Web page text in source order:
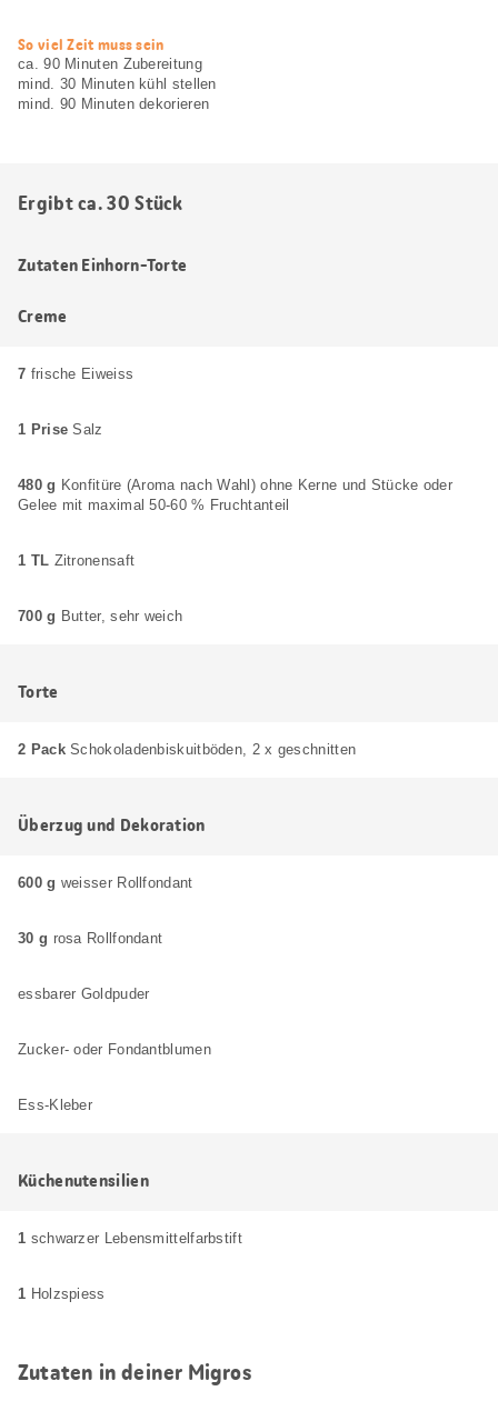
web.recipe.accessibilityTitle
So viel Zeit muss sein
ca. 90 Minuten Zubereitung
mind. 30 Minuten kühl stellen
mind. 90 Minuten dekorieren
Ergibt ca. 30 Stück
Zutaten Einhorn-Torte
Creme
7 frische Eiweiss
1 Prise Salz
480 g Konfitüre (Aroma nach Wahl) ohne Kerne und Stücke oder
Gelee mit maximal 50-60 % Fruchtanteil
1 TL Zitronensaft
700 g Butter, sehr weich
Torte
2 PackSchokoladenbiskuitböden, 2 x geschnitten
Überzug und Dekoration
600 g weisser Rollfondant
30 g rosa Rollfondant
essbarer Goldpuder
Zucker- oder Fondantblumen
Ess-Kleber
Küchenutensilien
1 schwarzer Lebensmittelfarbstift
1 Holzspiess
Zutaten in deiner Migros